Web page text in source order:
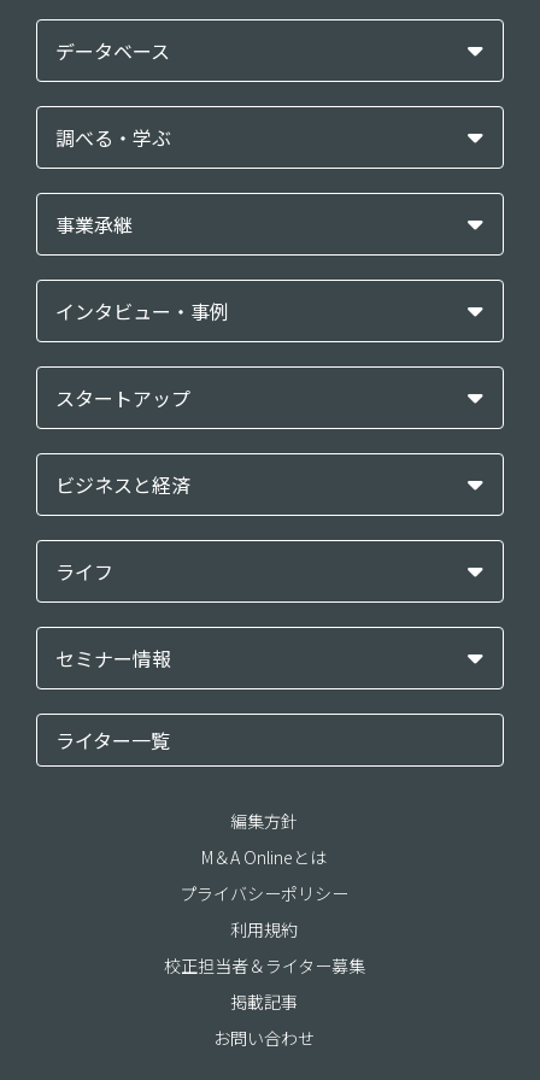
データベース
調べる・学ぶ
事業承継
インタビュー・事例
スタートアップ
ビジネスと経済
ライフ
セミナー情報
ライター一覧
編集方針
M＆A Onlineとは
プライバシーポリシー
利用規約
校正担当者＆ライター募集
掲載記事
お問い合わせ